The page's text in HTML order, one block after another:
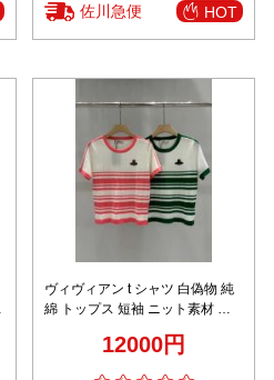
佐川急便 HOT
ヴィヴィアン t シャツ 白偽物 純
綿 トップス 短袖 ニット素材 刺
12000円